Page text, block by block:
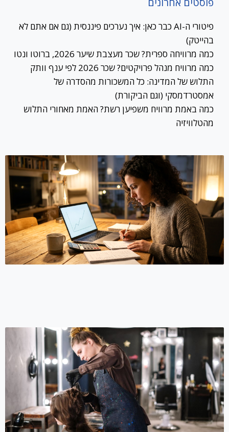
פוסטים אחרונים
פיטורי ה-AI כבר כאן: איך נערכים פיננסית (גם אם אתם לא
בהייטק)
כמה מרוויחה ספרית? שכר מעצבת שיער 2026, ברוטו ונטו
כמה מרוויח מנהל פרויקטים? שכר 2026 לפי ענף וותק
התלוש של המדינה: כל המשכורות מהסדרה של
אמסטרדמסקי (וגם הביקורת)
כמה באמת מרוויח משפיען רשת? האמת מאחורי התלוש
מהטלוויזיה